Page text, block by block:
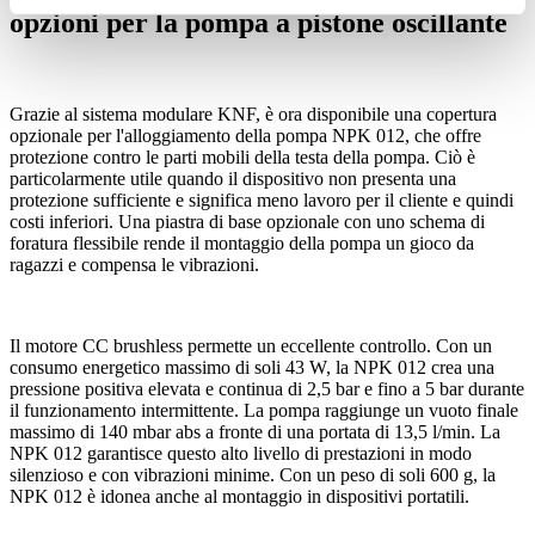
opzioni per la pompa a pistone oscillante
Grazie al sistema modulare KNF, è ora disponibile una copertura
opzionale per l'alloggiamento della pompa NPK 012, che offre
protezione contro le parti mobili della testa della pompa. Ciò è
particolarmente utile quando il dispositivo non presenta una
protezione sufficiente e significa meno lavoro per il cliente e quindi
costi inferiori. Una piastra di base opzionale con uno schema di
foratura flessibile rende il montaggio della pompa un gioco da
ragazzi e compensa le vibrazioni.
Il motore CC brushless permette un eccellente controllo. Con un
consumo energetico massimo di soli 43 W, la NPK 012 crea una
pressione positiva elevata e continua di 2,5 bar e fino a 5 bar durante
il funzionamento intermittente. La pompa raggiunge un vuoto finale
massimo di 140 mbar abs a fronte di una portata di 13,5 l/min. La
NPK 012 garantisce questo alto livello di prestazioni in modo
silenzioso e con vibrazioni minime. Con un peso di soli 600 g, la
NPK 012 è idonea anche al montaggio in dispositivi portatili.